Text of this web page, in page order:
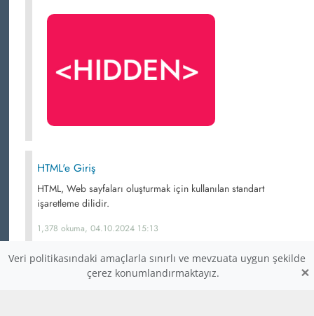
HTML'e Giriş
HTML, Web sayfaları oluşturmak için kullanılan standart
işaretleme dilidir.
1,378 okuma, 04.10.2024 15:13
Veri politikasındaki amaçlarla sınırlı ve mevzuata uygun şekilde
çerez konumlandırmaktayız.
×